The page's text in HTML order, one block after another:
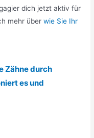
dich jetzt aktiv für
mehr überwie Sie Ihr
Zähne durch
es und